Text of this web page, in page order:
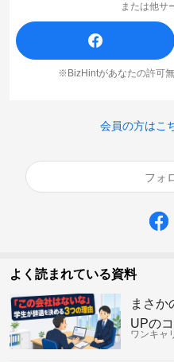
または他サ
※BizHintがあなたの許可
会員の方はこ
フォ
よく読まれている資料
まさか
UPの
ワンキャ